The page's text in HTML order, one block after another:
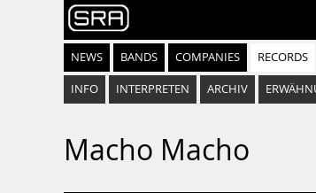
NEWS BANDS COMPANIES RECORDS
INFO INTERPRETEN ARCHIV
Macho Macho